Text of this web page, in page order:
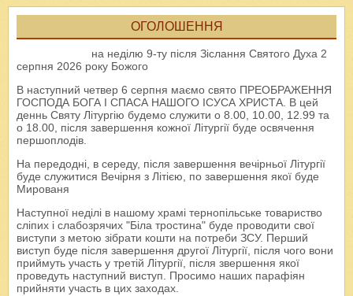
ОГОЛОШЕННЯ
на неділю 9-ту після Зіслання Святого Духа 2
серпня 2026 року Божого
В наступний четвер 6 серпня маємо свято ПРЕОБРАЖЕННЯ
ГОСПОДА БОГА І СПАСА НАШОГО ІСУСА ХРИСТА. В цей
деннь Святу Літургію будемо служити о 8.00, 10.00, 12.99 та
о 18.00, після завершення кожної Літургії буде освячення
першоплодів.
На передодні, в середу, після завершення вечірньої Літургії
буде служитися Вечірня з Літією, по завершення якої буде
Мированя
Наступної неділі в нашому храмі тернопільське товариство
сліпих і слабозрячих "Біла тростина" буде проводити свої
виступи з метою зібрати кошти на потреби ЗСУ. Перший
виступ буде після завершення другої Літургії, після чого вони
приймуть участь у третій Літургії, після звершення якої
проведуть наступний виступ. Просимо наших парафіян
прийняти участь в цих заходах.